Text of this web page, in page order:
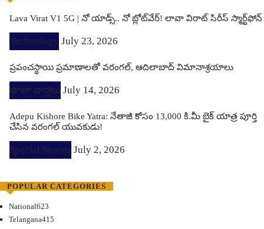
Lava Virat V1 5G | నో యాడ్స్.. నో బ్లోట్‌వేర్! లావా విరాట్ సిరీస్ స్మార్ట్‌ఫోన్​
Technology July 23, 2026
ప్రపంచస్థాయి ప్రమాణాలతో వరంగల్, ఆదిలాబాద్ విమానాశ్రయాలు
తాజా వార్తలు July 14, 2026
Adepu Kishore Bike Yatra: నేతాజీ కోసం 13,000 కి.మీ బైక్ యాత్ర పూర్తి
చేసిన వరంగల్ యువకుడు!
Special Stories July 2, 2026
POPULAR CATEGORIES
National623
Telangana415